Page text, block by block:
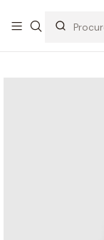
OFERTA DE
80€ de artigos sem